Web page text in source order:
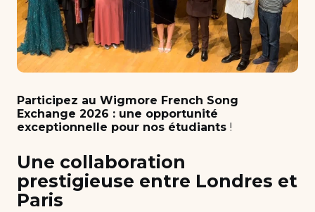
Participez au Wigmore French Song
Exchange 2026 : une opportunité
exceptionnelle pour nos étudiants !
Une collaboration
prestigieuse entre Londres et
Paris